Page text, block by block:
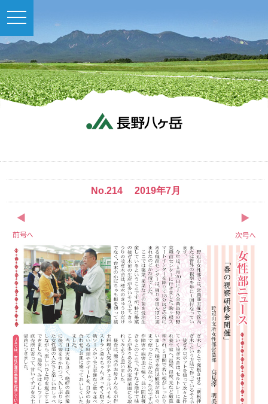
toggle
navigation
No.214 2019年7月